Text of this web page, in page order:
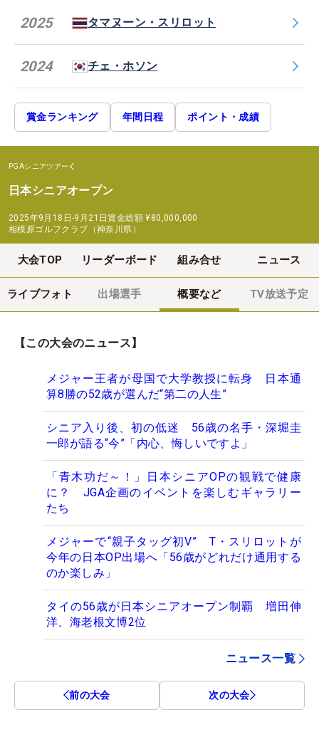
2025 タマヌーン・スリロット
2024 チェ・ホソン
賞金ランキング 年間日程 ポイント・成績
PGAシニアツアー
日本シニアオープン
2025年9月18日-9月21日賞金総額 ¥80,000,000
相模原ゴルフクラブ（神奈川県）
大会TOP リーダーボード 組み合せ ニュース
ライブフォト 出場選手 概要など TV放送予定
【この大会のニュース】
メジャー王者が母国で大学教授に転身 日本通
算8勝の52歳が選んだ“第二の人生”
シニア入り後、初の低迷 56歳の名手・深堀圭
一郎が語る“今”「内心、悔しいですよ」
「青木功だ～！」日本シニアOPの観戦で健康
に？ JGA企画のイベントを楽しむギャラリー
たち
メジャーで“親子タッグ初V” T・スリロットが
今年の日本OP出場へ「56歳がどれだけ通用する
のか楽しみ」
タイの56歳が日本シニアオープン制覇 増田伸
洋、海老根文博2位
ニュース一覧
前の大会 次の大会